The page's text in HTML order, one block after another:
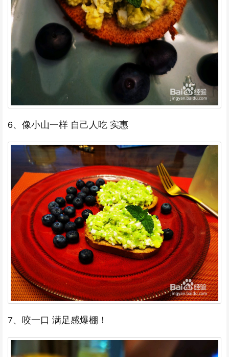
6、像小山一样 自己人吃 实惠
7、咬一口 满足感爆棚！